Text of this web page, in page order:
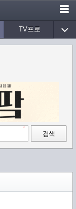
TV프로
검색